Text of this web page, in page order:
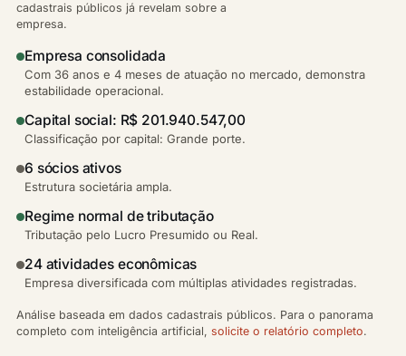
cadastrais públicos já revelam sobre a
empresa.
Empresa consolidada
Com 36 anos e 4 meses de atuação no mercado, demonstra
estabilidade operacional.
Capital social: R$ 201.940.547,00
Classificação por capital: Grande porte.
6 sócios ativos
Estrutura societária ampla.
Regime normal de tributação
Tributação pelo Lucro Presumido ou Real.
24 atividades econômicas
Empresa diversificada com múltiplas atividades registradas.
Análise baseada em dados cadastrais públicos. Para o panorama
completo com inteligência artificial, solicite o relatório completo.